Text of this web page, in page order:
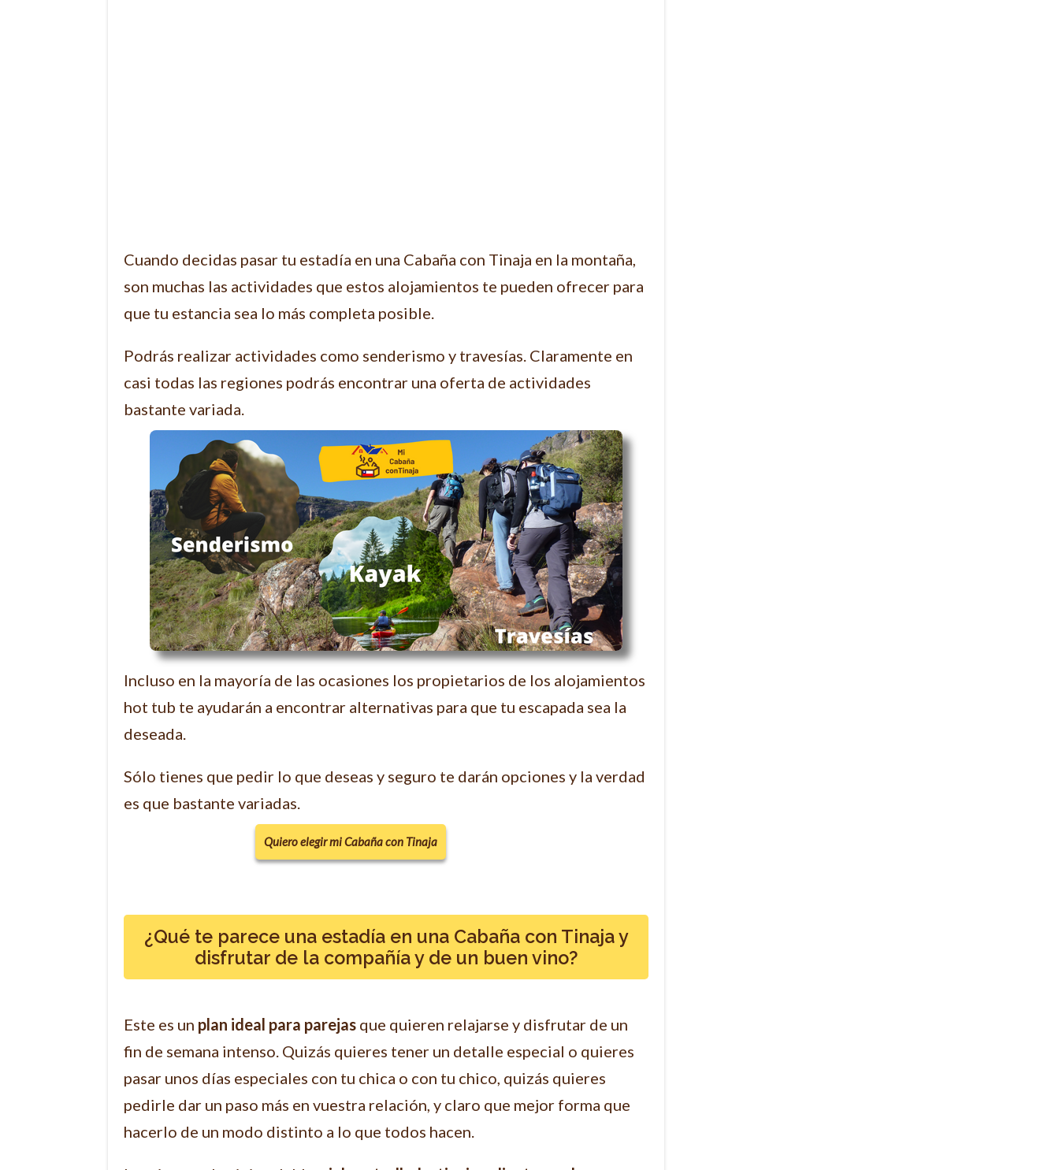
Cuando decidas pasar tu estadía en una Cabaña con Tinaja en la montaña,
son muchas las actividades que estos alojamientos te pueden ofrecer para
que tu estancia sea lo más completa posible.
Podrás realizar actividades como senderismo y travesías. Claramente en
casi todas las regiones podrás encontrar una oferta de actividades
bastante variada.
Incluso en la mayoría de las ocasiones los propietarios de los alojamientos
hot tub te ayudarán a encontrar alternativas para que tu escapada sea la
deseada.
Sólo tienes que pedir lo que deseas y seguro te darán opciones y la verdad
es que bastante variadas.
Quiero elegir mi Cabaña con Tinaja
¿Qué te parece una estadía en una Cabaña con Tinaja y
disfrutar de la compañía y de un buen vino?
Este es un plan ideal para parejas que quieren relajarse y disfrutar de un
fin de semana intenso. Quizás quieres tener un detalle especial o quieres
pasar unos días especiales con tu chica o con tu chico, quizás quieres
pedirle dar un paso más en vuestra relación, y claro que mejor forma que
hacerlo de un modo distinto a lo que todos hacen.